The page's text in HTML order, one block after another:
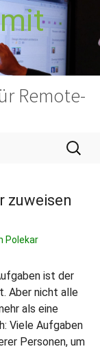
Remote-
Suchen
nach:
zuweisen
Polekar
ist der
Aber nicht alle
als eine
Viele Aufgaben
Personen, um